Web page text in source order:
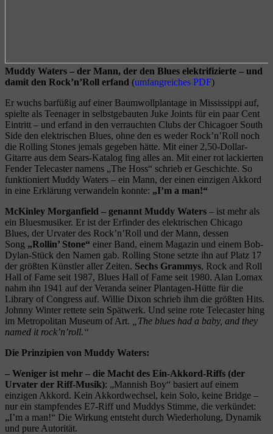
Muddy Waters – der Mann, der den Blues elektrifizierte – und
damit den Rock’n’Roll erfand (umfangreiches PDF)
Er wuchs barfüßig auf einer Baumwollplantage in Mississippi auf,
spielte als Teenager in selbstgebauten Juke Joints für ein paar Cent
Eintritt – und erfand in den verrauchten Clubs der Chicagoer South
Side den elektrischen Blues, ohne den es weder Rock’n’Roll noch
die Rolling Stones jemals gegeben hätte. Mit einer 2,50-Dollar-
Gitarre aus dem Sears-Katalog fing alles an. Mit einer rot lackierten
Fender Telecaster namens „The Hoss“ schrieb er Geschichte. So
funktioniert Muddy Waters – ein Mann, der einen einzigen Akkord
in eine Erklärung verwandeln konnte: „I’m a man!“
McKinley Morganfield – genannt Muddy Waters – ist mehr als
ein Bluesmusiker. Er ist der Erfinder des elektrischen Chicago
Blues, der Urvater des Rock’n’Roll und der Mann, dessen
Song „Rollin’ Stone“ einer Band, einem Magazin und einem Bob-
Dylan-Stück den Namen gab. Rolling Stone setzte ihn auf Platz 17
der größten Künstler aller Zeiten. Sechs Grammys, Rock and Roll
Hall of Fame seit 1987, Blues Hall of Fame seit 1980. Alan Lomax
nahm ihn 1941 auf der Veranda seiner Plantagen-Hütte für die
Library of Congress auf. Willie Dixon schrieb ihm die größten Hits.
Johnny Winter rettete sein Spätwerk. Und seine rote Telecaster hing
im Metropolitan Museum of Art.
„The blues had a baby, and they
named it rock’n’roll.“
Die Prinzipien von Muddy Waters:
– Weniger ist mehr – die Macht des Ein-Akkord-Riffs (der
Urvater der Riff-Musik): „Mannish Boy“ basiert auf einem
einzigen Akkord. Kein Akkordwechsel, kein Solo, keine Bridge –
nur ein stampfendes E7-Riff und Muddys Stimme, die verkündet:
„I’m a man!“ Die Wirkung entsteht durch Wiederholung, Dynamik
und pure Autorität.